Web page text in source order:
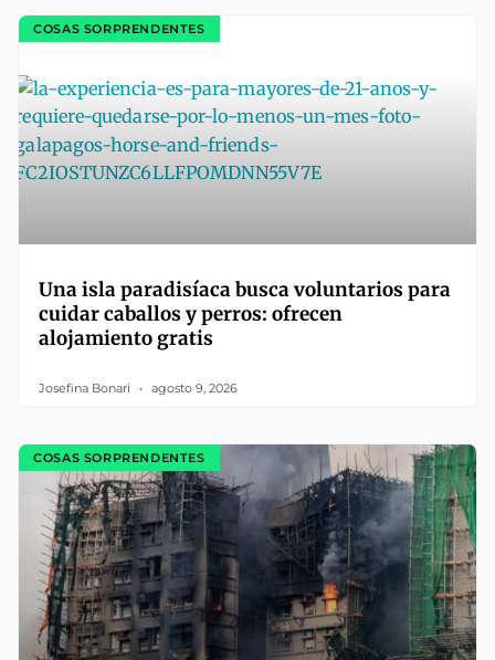
COSAS SORPRENDENTES
Una isla paradisíaca busca voluntarios para
cuidar caballos y perros: ofrecen
alojamiento gratis
Josefina Bonari agosto 9, 2026
COSAS SORPRENDENTES